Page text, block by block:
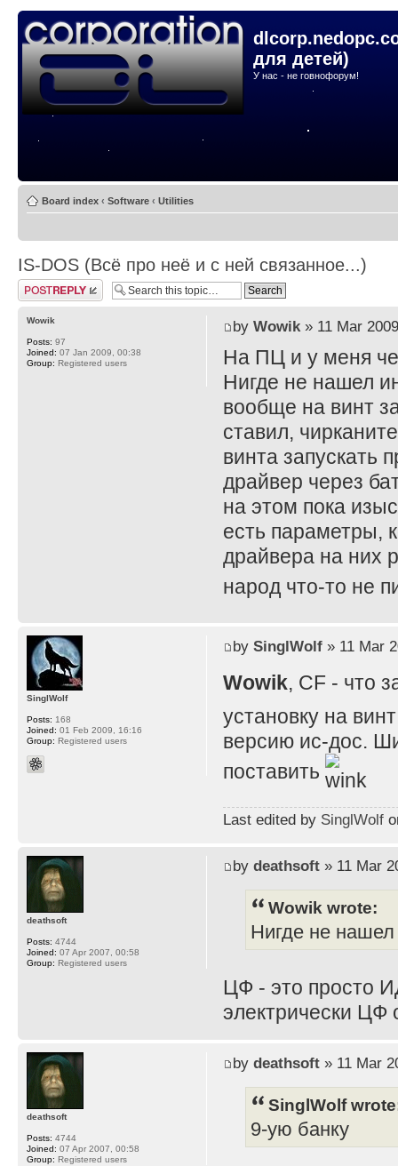
для детей)
У нас - не говнофорум!
Board index ‹ Software ‹ Utilities
IS-DOS (Всё про неё и с ней связанное...)
Post a reply
by Wowik» 11 Mar
На ПЦ и у меня
Нигде не нашел
вообще на винт
ставил,
винта запускать
драйвер через
на этом пока
есть параметры,
драйвера на них
народ что-то не
Wowik
Posts: 97
Joined: 07 Jan 2009, 00:38
Group: Registered users
by SinglWolf» 11 Mar
Wowik, CF - что
установку на
версию ис-дос.
поставить
Last edited by SinglWolf
SinglWolf
Posts: 168
Joined: 01 Feb 2009, 16:16
Group: Registered users
by deathsoft» 11 Mar
Wowik wrote:
Нигде не
ЦФ - это просто
электрически ЦФ
deathsoft
Posts: 4744
Joined: 07 Apr 2007, 00:58
Group: Registered users
by deathsoft» 11 Mar
SinglWolf
9-ую банку
deathsoft
Posts: 4744
Joined: 07 Apr 2007, 00:58
Group: Registered users